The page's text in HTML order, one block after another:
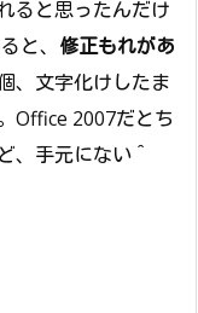
ると思ったんだけ
と、 修正もれがあ
、文字化けしたま
Office 2007だとち
、手元にない＾